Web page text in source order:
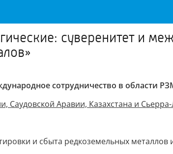
суверенитет и
сотрудничество в области
Саудовской Аравии, Казахстана и
и сбыта редкоземельных металлов